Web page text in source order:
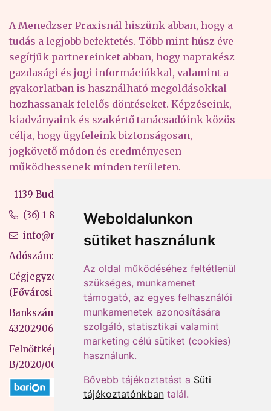
Weboldalunkon
sütiket használunk
Az oldal működéséhez feltétlenül
szükséges, munkamenet
támogató, az egyes felhasználói
munkamenetek azonosítására
szolgáló, statisztikai valamint
marketing célú sütiket (cookies)
használunk.
Bővebb tájékoztatást a Süti
tájékoztatónkbantalál.
A Menedzser Praxisnál hiszünk abban, hogy a
tudás a legjobb befektetés. Több mint húsz éve
segítjük partnereinket abban, hogy naprakész
gazdasági és jogi információkkal, valamint a
gyakorlatban is használható megoldásokkal
hozhassanak felelős döntéseket. Képzéseink,
kiadványaink és szakértő tanácsadóink közös
célja, hogy ügyfeleink biztonságosan,
jogkövető módon és eredményesen
működhessenek minden területen.
1139 Budapest, Váci út 99-105. 4. em.
(36) 1 880 76 00
info@mprx.hu
Adószám: 13598145-2-41
Cégjegyzékszám: 01-09-883770
(Fővárosi Bíróság)
Bankszámlaszám: CIB Bank, 10700581-
43202906-51100005
Felnőttképzési nyilvántartási szám:
B/2020/000053